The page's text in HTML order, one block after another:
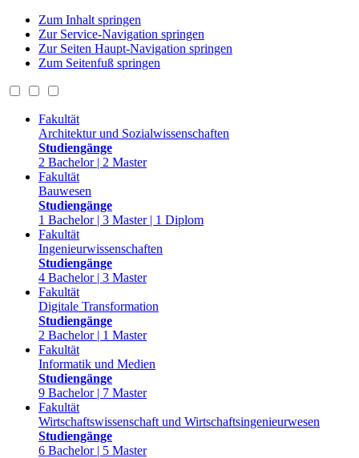
Zum Inhalt springen
Zur Service-Navigation springen
Zur Seiten Haupt-Navigation springen
Zum Seitenfuß springen
Fakultät
Architektur und Sozialwissenschaften
Studiengänge
2 Bachelor | 2 Master
Fakultät
Bauwesen
Studiengänge
1 Bachelor | 3 Master | 1 Diplom
Fakultät
Ingenieurwissenschaften
Studiengänge
4 Bachelor | 3 Master
Fakultät
Digitale Transformation
Studiengänge
2 Bachelor | 1 Master
Fakultät
Informatik und Medien
Studiengänge
9 Bachelor | 7 Master
Fakultät
Wirtschaftswissenschaft und Wirtschaftsingenieurwesen
Studiengänge
6 Bachelor | 5 Master